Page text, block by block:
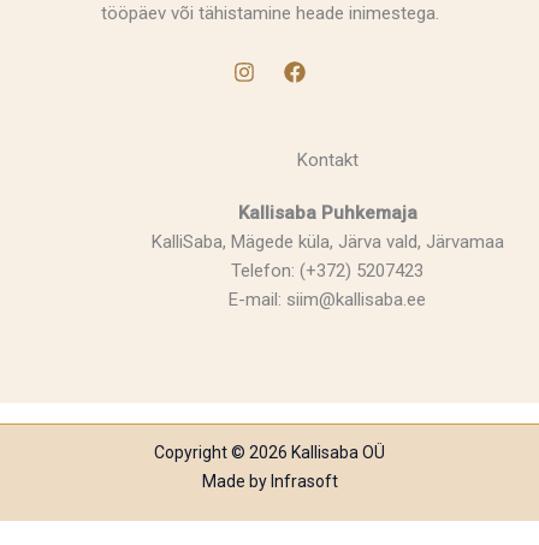
tööpäev või tähistamine heade inimestega.
Kontakt
Kallisaba Puhkemaja
KalliSaba, Mägede küla, Järva vald, Järvamaa
Telefon: (+372) 5207423
E-mail: siim@kallisaba.ee
Copyright © 2026 Kallisaba OÜ
Made by Infrasoft